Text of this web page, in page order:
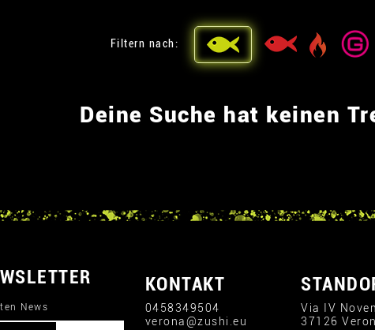
Filtern nach:
Deine Suche hat keinen
News
KONTAKT
0458349504
verona@zushi.eu
Via IV
37126